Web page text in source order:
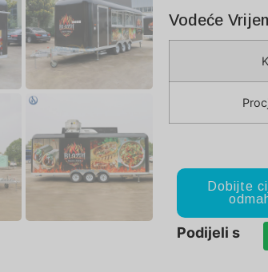
Vodeće
Dobijte
Podijeli s